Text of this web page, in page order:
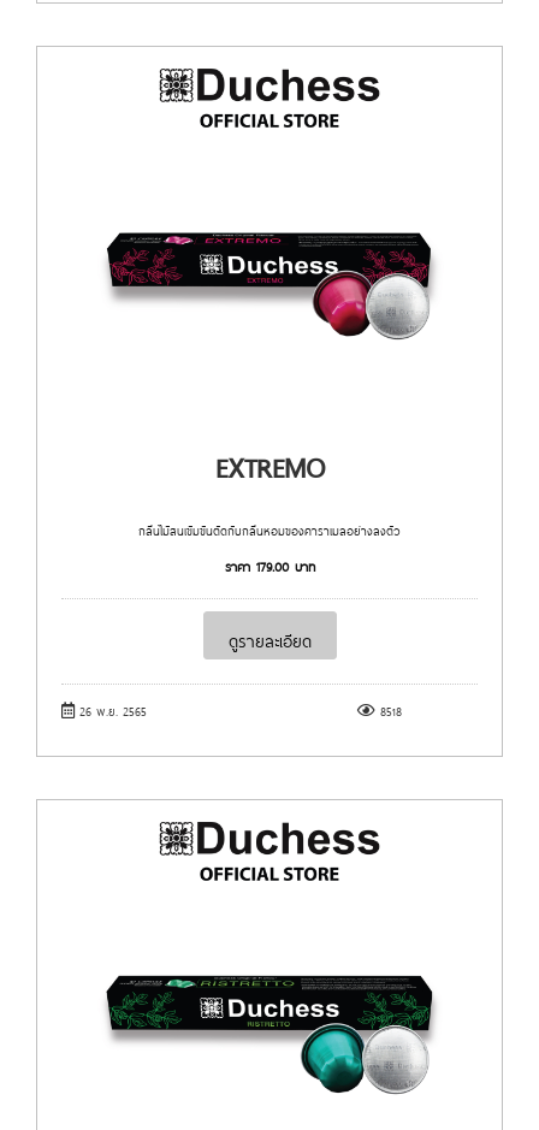
EXTREMO
กลิ่นไม้สนเข้มข้นตัดกับกลิ่นหอมของคาราเมลอย่างลงตัว
ราคา 179.00บาท
ดูรายละเอียด
26 พ.ย. 2565 8518